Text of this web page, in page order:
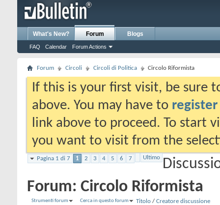
What's New? Forum
FAQ Calendar Forum Actions
Blogs
Forum Circoli Circoli di Politica Circolo Riformista
If this is your first visit, be sure
above. You may have to register
link above to proceed. To start
you want to visit from the
Pagina 1 di 7 1 2 3 4 5 6 7 Ultimo
Forum: Circolo Riformista
Strumenti forum Cerca in questo forum Titolo / Creatore discussione